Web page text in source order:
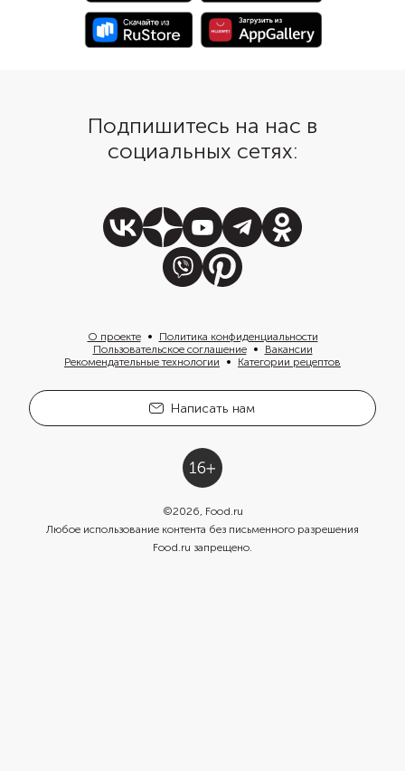
Подпишитесь на нас в
социальных сетях:
О проекте
Политика конфиденциальности
Пользовательское соглашение
Вакансии
Рекомендательные технологии
Категории рецептов
Написать нам
©2026, Food.ru
Любое использование контента без письменного разрешения
Food.ru запрещено.